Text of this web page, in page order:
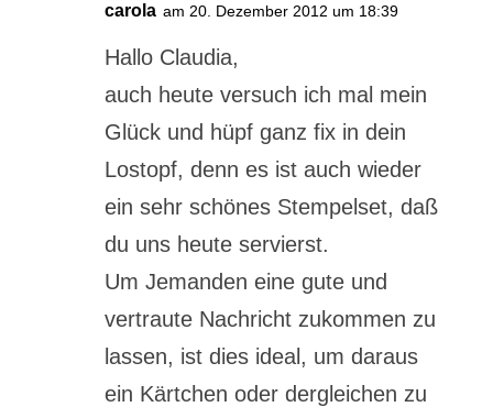
carola am 20. Dezember 2012 um 18:39
Hallo Claudia,
auch heute versuch ich mal mein
Glück und hüpf ganz fix in dein
Lostopf, denn es ist auch wieder
ein sehr schönes Stempelset, daß
du uns heute servierst.
Um Jemanden eine gute und
vertraute Nachricht zukommen zu
lassen, ist dies ideal, um daraus
ein Kärtchen oder dergleichen zu